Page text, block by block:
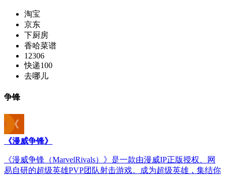
淘宝
京东
下厨房
香哈菜谱
12306
快递100
去哪儿
争锋
《漫威争锋》
《漫威争锋（MarvelRivals）》是一款由漫威IP正版授权、网
易自研的超级英雄PVP团队射击游戏。成为超级英雄，集结你